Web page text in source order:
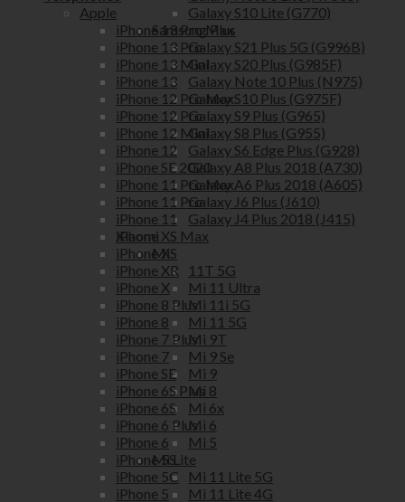
Galaxy S10 Lite (G770)
Samsung Plus
Galaxy S21 Plus 5G (G996B)
Galaxy S20 Plus (G985F)
Galaxy Note 10 Plus (N975)
Galaxy S10 Plus (G975F)
Galaxy S9 Plus (G965)
Galaxy S8 Plus (G955)
Galaxy S6 Edge Plus (G928)
Galaxy A8 Plus 2018 (A730)
Galaxy A6 Plus 2018 (A605)
Galaxy J6 Plus (J610)
Galaxy J4 Plus 2018 (J415)
Xiaomi
Mi
11T 5G
Mi 11 Ultra
Mi 11i 5G
Mi 11 5G
Mi 9T
Mi 9 Se
Mi 9
Mi 8
Mi 6x
Mi 6
Mi 5
Mi Lite
Mi 11 Lite 5G
Mi 11 Lite 4G
Apple
iPhone 13 Pro Max
iPhone 13 Pro
iPhone 13 Mini
iPhone 13
iPhone 12 Pro Max
iPhone 12 Pro
iPhone 12 Mini
iPhone 12
iPhone SE 2020
iPhone 11 Pro Max
iPhone 11 Pro
iPhone 11
iPhone XS Max
iPhone XS
iPhone XR
iPhone X
iPhone 8 Plus
iPhone 8
iPhone 7 Plus
iPhone 7
iPhone SE
iPhone 6S Plus
iPhone 6S
iPhone 6 Plus
iPhone 6
iPhone 5S
iPhone 5C
iPhone 5